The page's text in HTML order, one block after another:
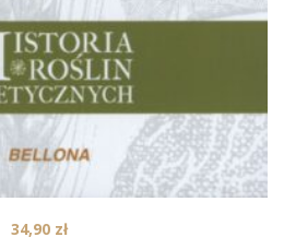
34,90 zł